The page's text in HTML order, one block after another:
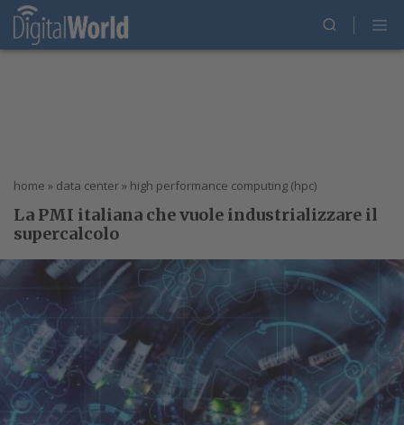
home » data center» high performance computing (hpc)
La PMI italiana che vuole industrializzare il
supercalcolo